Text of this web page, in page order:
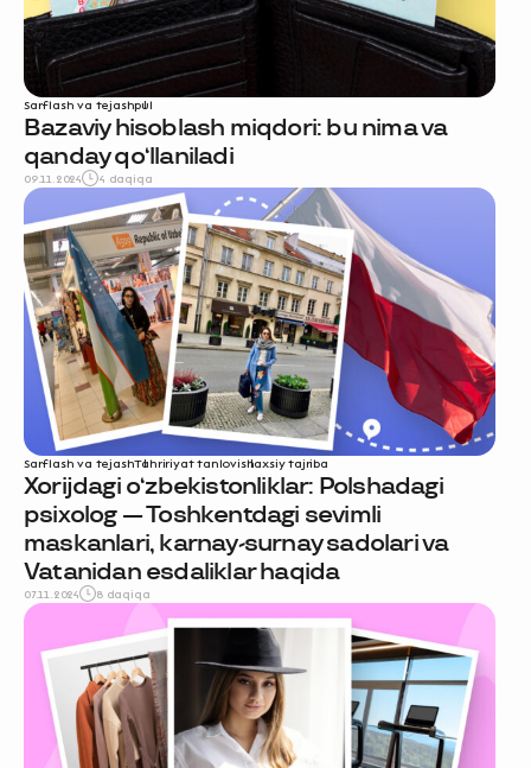
Sarflash va tejashpul
Bazaviy hisoblash miqdori: bu nima va
qanday qo‘llaniladi
09.11.2024 4 daqiqa
Sarflash va tejashTahririyat tanlovishaxsiy tajriba
Xorijdagi o‘zbekistonliklar: Polshadagi
psixolog — Toshkentdagi sevimli
maskanlari, karnay-surnay sadolari va
Vatanidan esdaliklar haqida
07.11.2024 8 daqiqa